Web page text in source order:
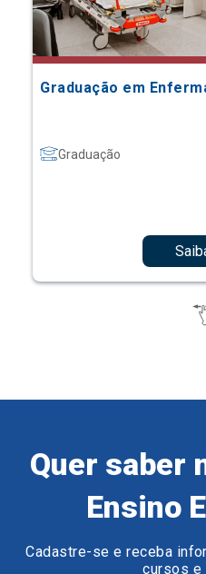
Graduação em
Graduação
Quer saber
Ensino
Cadastre-se e receba
cursos e